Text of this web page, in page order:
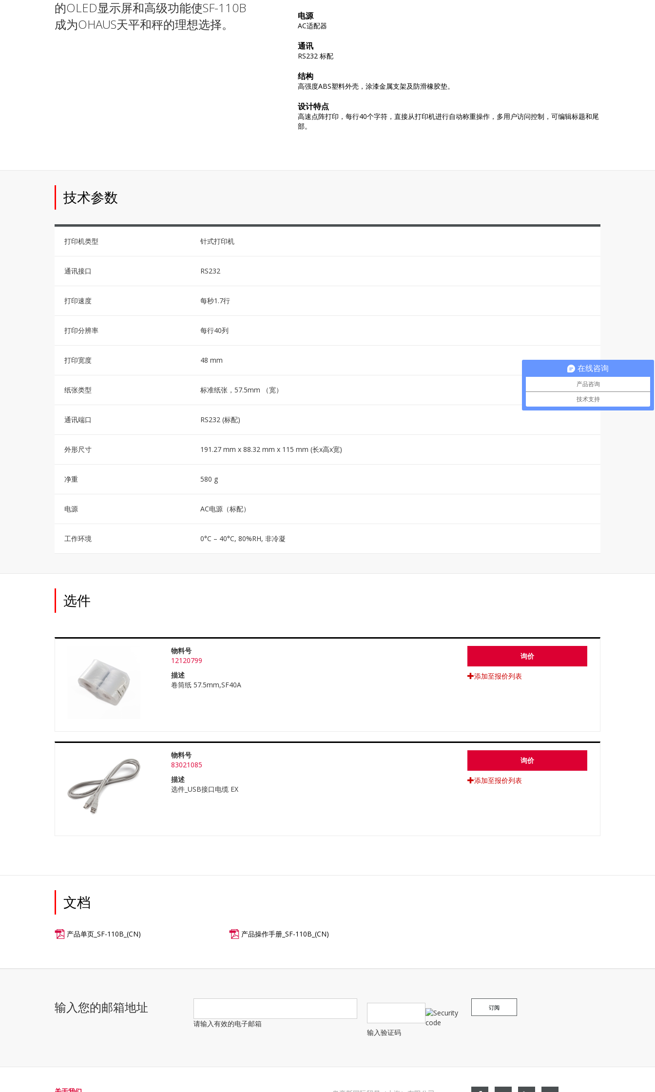
的OLED显示屏和高级功能使SF-110B
成为OHAUS天平和秤的理想选择。
电源
AC适配器
通讯
RS232 标配
结构
高强度ABS塑料外壳，涂漆金属支架及防滑橡胶垫。
设计特点
高速点阵打印，每行40个字符，直接从打印机进行自动称重操作，多用户访问控制，可编辑标题和尾
部。
技术参数
打印机类型 针式打印机
通讯接口 RS232
打印速度 每秒1.7行
打印分辨率 每行40列
打印宽度 48 mm
纸张类型 标准纸张，57.5mm （宽）
通讯端口 RS232 (标配)
外形尺寸 191.27 mm x 88.32 mm x 115 mm (长x高x宽)
净重 580 g
电源 AC电源（标配）
工作环境 0°C – 40°C, 80%RH, 非冷凝
选件
物料号
12120799
描述
卷筒纸 57.5mm,SF40A
询价
添加至报价列表
物料号
83021085
描述
选件_USB接口电缆 EX
询价
添加至报价列表
文档
产品单页_SF-110B_(CN) 产品操作手册_SF-110B_(CN)
输入您的邮箱地址
请输入有效的电子邮箱
输入验证码
在线咨询
产品咨询
技术支持